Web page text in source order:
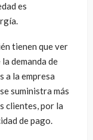
es
tienen que ver
demanda de
a la empresa
suministra más
clientes, por la
de pago.